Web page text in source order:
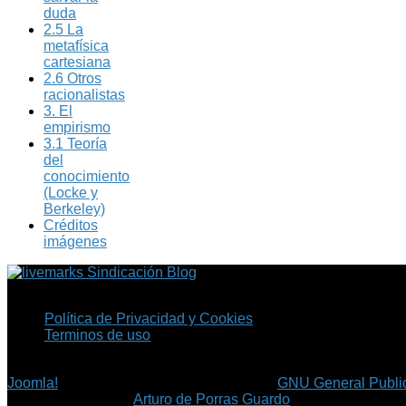
duda
2.5 La
metafísica
cartesiana
2.6 Otros
racionalistas
3. El
empirismo
3.1 Teoría
del
conocimiento
(Locke y
Berkeley)
Créditos
imágenes
Sindicación Blog
Política de Privacidad y Cookies
Terminos de uso
Joomla!
GNU General
©Arturo de Porras Guardo